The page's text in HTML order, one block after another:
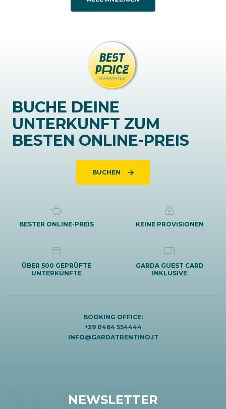
BUCHE DEINE
UNTERKUNFT ZUM
BESTEN ONLINE-PREIS
BUCHEN
BESTER ONLINE-PREIS KEINE PROVISIONEN
ÜBER 500 GEPRÜFTE
UNTERKÜNFTE
GARDA GUEST CARD
INKLUSIVE
BOOKING OFFICE:
+39 0464 554444
INFO@GARDATRENTINO.IT
NEWSLETTER